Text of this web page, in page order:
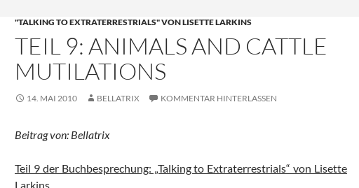
"TALKING TO EXTRATERRESTRIALS" VON LISETTE LARKINS
TEIL 9: ANIMALS AND CATTLE
MUTILATIONS
14. MAI 2010 BELLATRIX KOMMENTAR HINTERLASSEN
Beitrag von: Bellatrix
Teil 9 der Buchbesprechung: „Talking to Extraterrestrials“ von Lisette
Larkins